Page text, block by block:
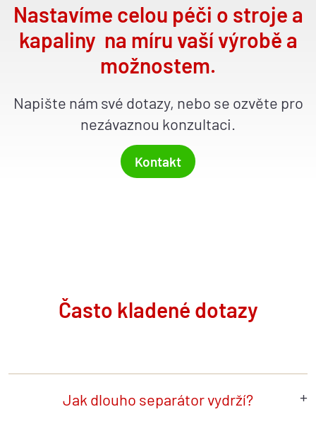
Nastavíme celou péči o stroje a
kapaliny na míru vaší výrobě a
možnostem.
Napište nám své dotazy, nebo se ozvěte pro
nezávaznou konzultaci.
Kontakt
Často kladené dotazy
Jak dlouho separátor vydrží?